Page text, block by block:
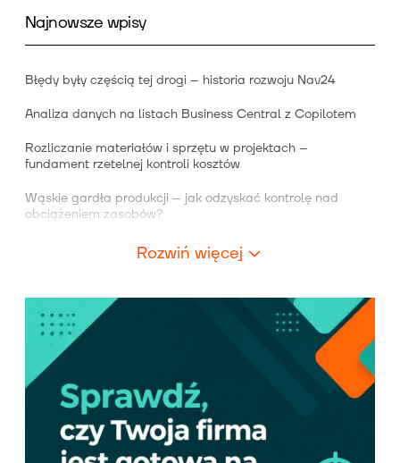
Najnowsze wpisy
Błędy były częścią tej drogi – historia rozwoju Nav24
Analiza danych na listach Business Central z Copilotem
Rozliczanie materiałów i sprzętu w projektach –
fundament rzetelnej kontroli kosztów
Wąskie gardła produkcji – jak odzyskać kontrolę nad
obciążeniem zasobów?
Rozwiń więcej